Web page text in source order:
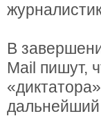
В
Mail пишут,
дальнейший